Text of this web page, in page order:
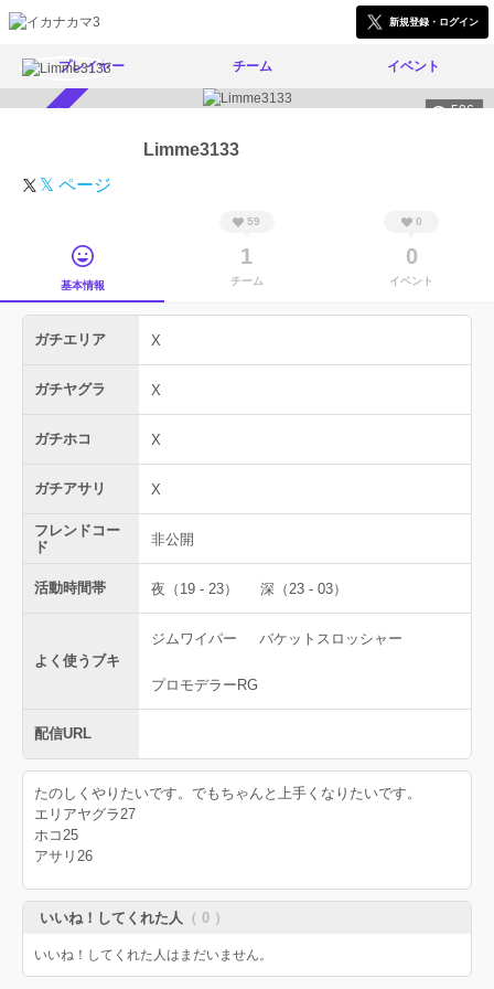
新規登録・ログイン
プレイヤー チーム イベント
506
Limme3133
𝕏 ページ
基本情報
59
1
チーム
0
0
イベント
ガチエリア X
ガチヤグラ X
ガチホコ X
ガチアサリ X
フレンドコー
ド
非公開
活動時間帯 夜（19 - 23） 深（23 - 03）
よく使うブキ
ジムワイパー バケットスロッシャー
プロモデラーRG
配信URL
たのしくやりたいです。でもちゃんと上手くなりたいです。
エリアヤグラ27
ホコ25
アサリ26
いいね！してくれた人 （ 0 ）
いいね！してくれた人はまだいません。